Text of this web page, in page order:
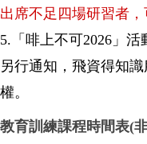
出席不足四場研習者，
5.「啡上不可2026」
另行通知，飛資得知
權。
教育訓練課程時間表(